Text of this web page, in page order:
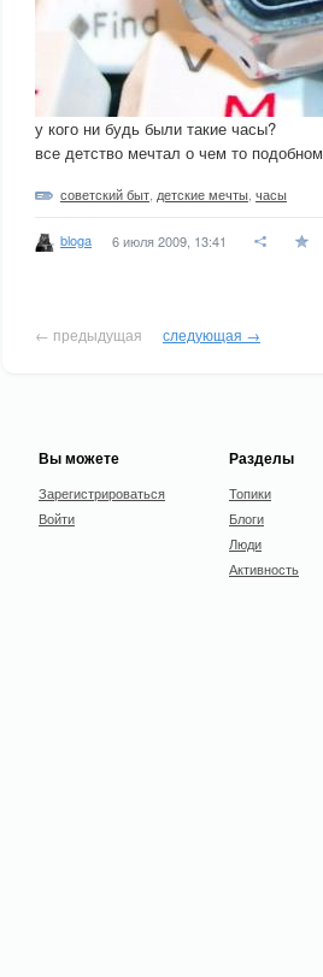
у кого ни будь были такие часы?
все детство мечтал о чем то подобном
советский быт детские мечты часы
bloga 6 июля 2009, 13:41
← предыдущая следующая →
Вы можете
Зарегистрироваться
Войти
Разделы
Топики
Блоги
Люди
Активность